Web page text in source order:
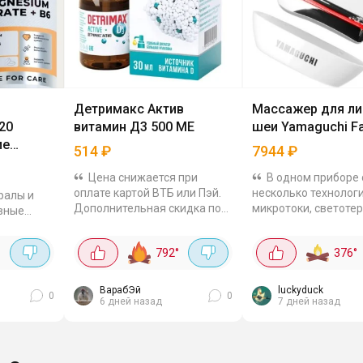
и
по
0
Детримакс Актив
витамин Д3 500 МЕ
514₽
Цена снижается при
оплате картой ВТБ или Пэй.
Дополнительная скидка по
VITSUM20. Витамин на
масляной основе с
триглицеридами - такая
форма...
792°
ВарабЭй
6 дней назад
0
Массажер для
шеи Yamaguchi
7944₽
В одном приборе
несколько
микротоки,
Кожа становится
упругой, контур
Мелкие морщины...
376°
luckyduck
7 дней назад